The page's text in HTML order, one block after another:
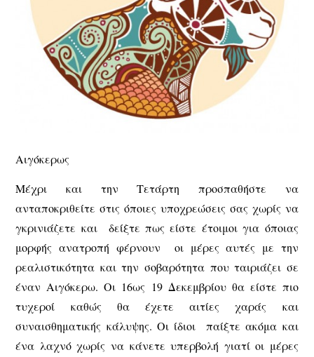
Αιγόκερως
Μέχρι και την Τετάρτη προσπαθήστε να
ανταποκριθείτε στις όποιες υποχρεώσεις σας χωρίς να
γκρινιάζετε και δείξτε πως είστε έτοιμοι για όποιας
μορφής ανατροπή φέρνουν οι μέρες αυτές με την
ρεαλιστικότητα και την σοβαρότητα που ταιριάζει σε
έναν Αιγόκερω. Οι 16ως 19 Δεκεμβρίου θα είστε πιο
τυχεροί καθώς θα έχετε αιτίες χαράς και
συναισθηματικής κάλυψης. Οι ίδιοι παίξτε ακόμα και
ένα λαχνό χωρίς να κάνετε υπερβολή γιατί οι μέρες